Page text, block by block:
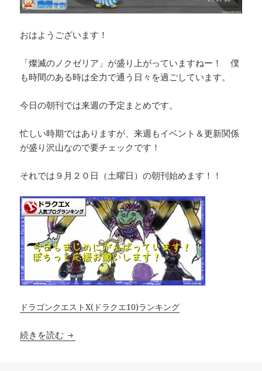
おはようございます！
「燦滅のノクゼリア」が盛り上がっていますねー！ 僕
も時間のある時は全力で通う日々を過ごしています。
今日の朝刊では来週の予定まとめです。
忙しい時期ではありますが、来週もイベント＆更新関係
が盛り沢山なので要チェックです！
それでは９月２０日（土曜日）の朝刊始めます！！
ドラゴンクエストX(ドラクエ10)ランキング
続きを読む ドルボレース開催！来週の予定まとめ【9月20日